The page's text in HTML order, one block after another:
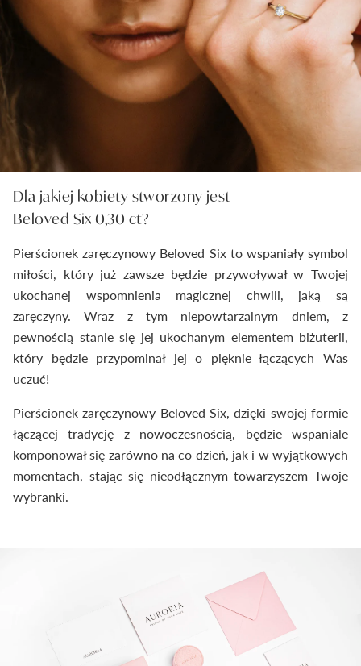
Dla jakiej kobiety stworzony jest
Beloved Six 0,30 ct?
Pierścionek zaręczynowy Beloved Six to wspaniały symbol
miłości, który już zawsze będzie przywoływał w Twojej
ukochanej wspomnienia magicznej chwili, jaką są
zaręczyny. Wraz z tym niepowtarzalnym dniem, z
pewnością stanie się jej ukochanym elementem biżuterii,
który będzie przypominał jej o pięknie łączących Was
uczuć!
Pierścionek zaręczynowy Beloved Six, dzięki swojej formie
łączącej tradycję z nowoczesnością, będzie wspaniale
komponował się zarówno na co dzień, jak i w wyjątkowych
momentach, stając się nieodłącznym towarzyszem Twoje
wybranki.